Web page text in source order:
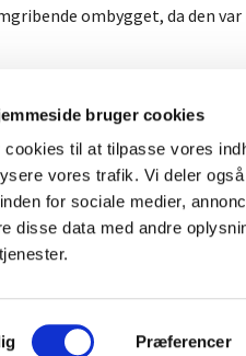
bruger cookies
cookies til at tilpasse vores
vores trafik. Vi deler
for sociale medier,
disse data med andre
Præferencer
ombygget, da den